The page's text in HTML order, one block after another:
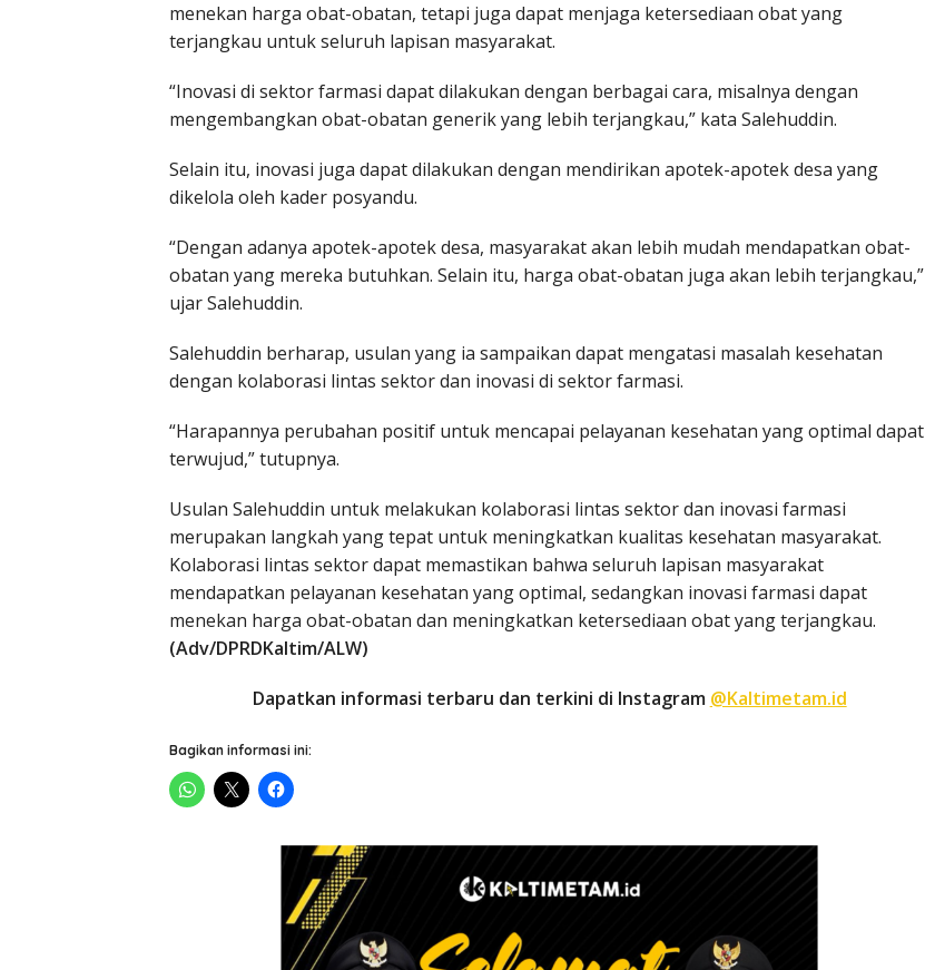
menekan harga obat-obatan, tetapi juga dapat menjaga ketersediaan obat yang
terjangkau untuk seluruh lapisan masyarakat.
“Inovasi di sektor farmasi dapat dilakukan dengan berbagai cara, misalnya dengan
mengembangkan obat-obatan generik yang lebih terjangkau,” kata Salehuddin.
Selain itu, inovasi juga dapat dilakukan dengan mendirikan apotek-apotek desa yang
dikelola oleh kader posyandu.
“Dengan adanya apotek-apotek desa, masyarakat akan lebih mudah mendapatkan obat-
obatan yang mereka butuhkan. Selain itu, harga obat-obatan juga akan lebih terjangkau,”
ujar Salehuddin.
Salehuddin berharap, usulan yang ia sampaikan dapat mengatasi masalah kesehatan
dengan kolaborasi lintas sektor dan inovasi di sektor farmasi.
“Harapannya perubahan positif untuk mencapai pelayanan kesehatan yang optimal dapat
terwujud,” tutupnya.
Usulan Salehuddin untuk melakukan kolaborasi lintas sektor dan inovasi farmasi
merupakan langkah yang tepat untuk meningkatkan kualitas kesehatan masyarakat.
Kolaborasi lintas sektor dapat memastikan bahwa seluruh lapisan masyarakat
mendapatkan pelayanan kesehatan yang optimal, sedangkan inovasi farmasi dapat
menekan harga obat-obatan dan meningkatkan ketersediaan obat yang terjangkau.
(Adv/DPRDKaltim/ALW)
Dapatkan informasi terbaru dan terkini di Instagram @Kaltimetam.id
Bagikan informasi ini: